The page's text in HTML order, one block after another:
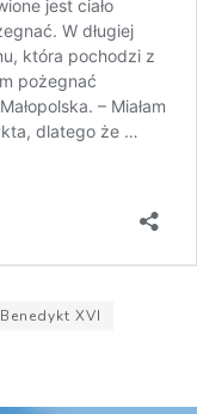
Benedykt XVI